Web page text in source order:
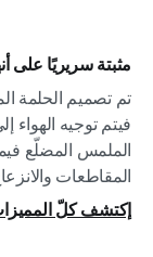
مثبتة سريريًا على
تم تصميم الحلمة
فيتم توجيه الهواء
الملمس المضلّع
المقاطعات
إكتشف كلّ